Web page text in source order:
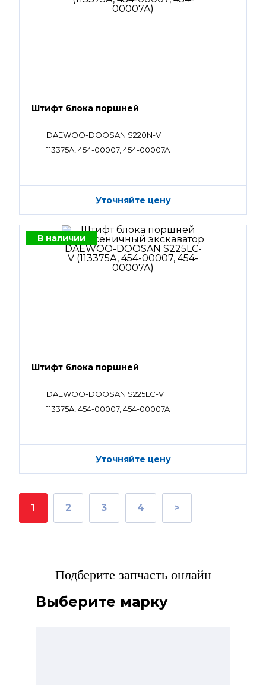
Штифт блока поршней
DAEWOO-DOOSAN S220N-V
113375A, 454-00007, 454-00007A
Уточняйте цену
В наличии
Штифт блока поршней
DAEWOO-DOOSAN S225LC-V
113375A, 454-00007, 454-00007A
Уточняйте цену
1 2 3 4 >
Подберите запчасть онлайн
Выберите марку